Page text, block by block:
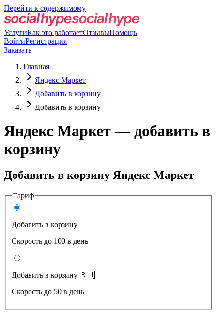
Перейти к содержимому
УслугиКак это работаетОтзывыПомощь
ВойтиРегистрация
Заказать
Главная
Яндекс Маркет
Добавить в корзину
Добавить в корзину
Яндекс Маркет — добавить в
корзину
Добавить в корзину Яндекс Маркет
Тариф
Добавить в корзину
Скорость до 100 в день
Добавить в корзину 🇷🇺
Скорость до 50 в день